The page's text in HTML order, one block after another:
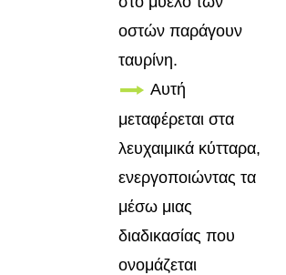
οστών παράγουν
ταυρίνη.
Αυτή
μεταφέρεται στα
λευχαιμικά κύτταρα,
ενεργοποιώντας τα
μέσω μιας
διαδικασίας που
ονομάζεται